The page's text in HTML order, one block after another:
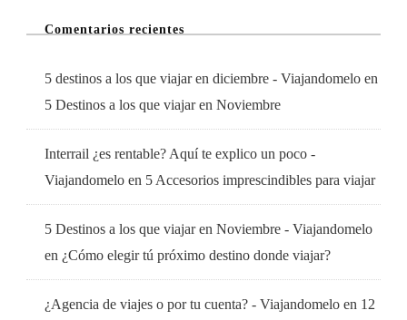
Comentarios recientes
5 destinos a los que viajar en diciembre - Viajandomelo en
5 Destinos a los que viajar en Noviembre
Interrail ¿es rentable? Aquí te explico un poco -
Viajandomelo en 5 Accesorios imprescindibles para viajar
5 Destinos a los que viajar en Noviembre - Viajandomelo
en ¿Cómo elegir tú próximo destino donde viajar?
¿Agencia de viajes o por tu cuenta? - Viajandomelo en 12